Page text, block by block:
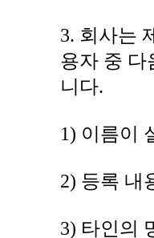
3. 회사는
용자 중 다
니다.
1) 이름이
2) 등록 내
3) 타인의